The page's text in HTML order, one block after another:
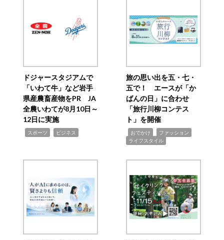
ドジャースタジアムで
「いわて牛」など岩手
県産農畜産物をPR JA
全農いわてが8月10日～
12日に実施
スポーツ ビジネス
旅の思い出を五・七・
五で！ エースが「か
ばんの日」に合わせ
「旅行川柳コンテス
ト」を開催
おでかけ ファッション
ライフスタイル